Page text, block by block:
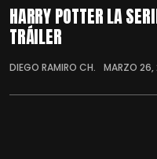
HARRY POTTER LA
TRÁILER
DIEGO RAMIRO CH. MARZO